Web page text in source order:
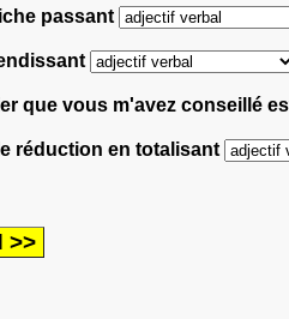
passant
que vous m'avez conseillé
réduction en totalisant